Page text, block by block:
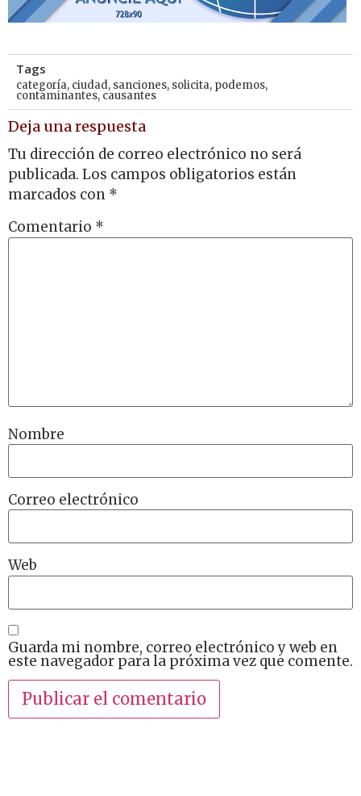
Tags
categoría, ciudad, sanciones, solicita, podemos,
contaminantes, causantes
Deja una respuesta
Tu dirección de correo electrónico no será
publicada. Los campos obligatorios están
marcados con *
Comentario *
Nombre
Correo electrónico
Web
Guarda mi nombre, correo electrónico y web en
este navegador para la próxima vez que comente.